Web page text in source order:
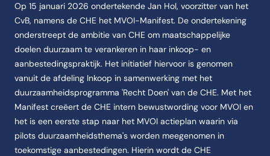
Op 15 januari 2026 ondertekende Jan Hol, voorzitter van het
CvB, namens de CHE het MVOI-Manifest. De ondertekening
onderstreept de ambitie van CHE om maatschappelijke
doelen duurzaam te verankeren in haar inkoop- en
aanbestedingspraktijk. Het initiatief hiervoor is genomen
vanuit de afdeling Inkoop in samenwerking met het
duurzaamheidsprogramma 'Recht Doen' van de CHE. Met het
Manifest creëert de CHE intern bewustwording voor MVOI en
het is een eerste stap naar het MVOI actieplan waarin via
pilots duurzaamheidsthema's worden meegenomen in
toekomstige aanbestedingen. Hierin wordt de CHE